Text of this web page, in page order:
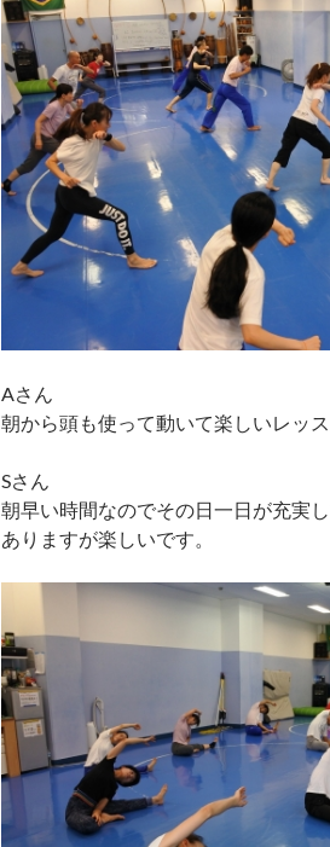
Aさん
朝から頭も使って動いて楽しいレッ
Sさん
朝早い時間なのでその日一日が充実
ありますが楽しいです。